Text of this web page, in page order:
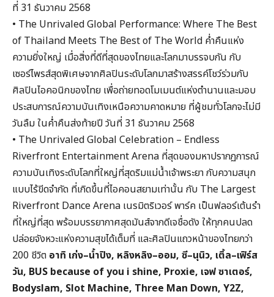
ที่ 31 ธันวาคม 2568
• The Unrivaled Global Performance: Where The Best
of Thailand Meets The Best of The World ค่ำคืนแห่ง
ความยิ่งใหญ่ เมื่อสิ่งที่ดีที่สุดของไทยและโลกมาบรรจบกัน กับ
เซอร์ไพรส์สุดพิเศษจากศิลปินระดับโลกมาสร้างสรรค์โชว์ร่วมกับ
ศิลปินไอคอนิกของไทย เพื่อถ่ายทอดโมเมนต์แห่งตำนานและมอบ
ประสบการณ์ความบันเทิงเหนือความคาดหมาย ที่ผู้ชมทั่วโลกจะไม่มี
วันลืม ในค่ำคืนส่งท้ายปี วันที่ 31 ธันวาคม 2568
• The Unrivaled Global Celebration – Endless
Riverfront Entertainment Arena ที่สุดของมหาปรากฏการณ์
ความบันเทิงระดับโลกที่ใหญ่ที่สุดริมแม่น้ำเจ้าพระยา กับความสนุก
แบบไร้ขีดจำกัด ที่เกิดขึ้นที่ไอคอนสยามเท่านั้น กับ The Largest
Riverfront Dance Arena เนรมิตริเวอร์ พาร์ค เป็นฟลอร์เต้นรำ
ที่ใหญ่ที่สุด พร้อมบรรยากาศสุดมันส์จากดีเจชื่อดัง ให้ทุกคนปลด
ปล่อยจังหวะแห่งความสุขได้เต็มที่ และศิลปินแถวหน้าของไทยกว่า
200 ชีวิต อาทิ เก่ง–น้ำปิง, หลิงหลิง–ออม, ซี–นุนิว, เติ้ล–เฟิร์ส
วัน, BUS because of you i shine, Proxie, เจฟ ซาเตอร์,
Bodyslam, Slot Machine, Three Man Down, Y2Z,